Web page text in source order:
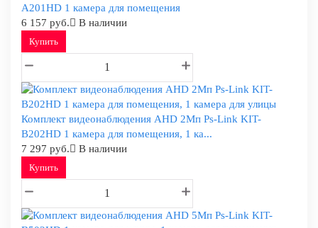
A201HD 1 камера для помещения
6 157 руб.
В наличии
Купить
Комплект видеонаблюдения AHD 2Мп Ps-Link KIT-
B202HD 1 камера для помещения, 1 ка...
7 297 руб.
В наличии
Купить